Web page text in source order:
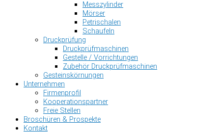
Messzylinder
Mörser
Petrischalen
Schaufeln
Druckprüfung
Druckprüfmaschinen
Gestelle / Vorrichtungen
Zubehör Druckprüfmaschinen
Gesteinskörnungen
Unternehmen
Firmenprofil
Kooperationspartner
Freie Stellen
Broschüren & Prospekte
Kontakt